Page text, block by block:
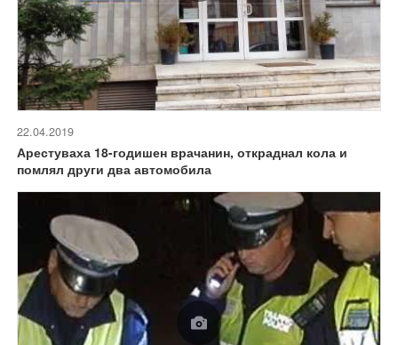
22.04.2019
Арестуваха 18-годишен врачанин, откраднал кола и
помлял други два автомобила